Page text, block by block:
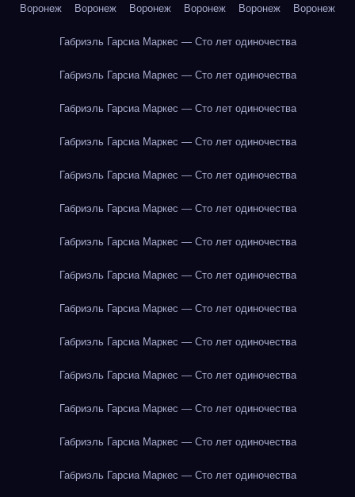
Воронеж Воронеж Воронеж Воронеж Воронеж Воронеж
Габриэль Гарсиа Маркес — Сто лет одиночества
Габриэль Гарсиа Маркес — Сто лет одиночества
Габриэль Гарсиа Маркес — Сто лет одиночества
Габриэль Гарсиа Маркес — Сто лет одиночества
Габриэль Гарсиа Маркес — Сто лет одиночества
Габриэль Гарсиа Маркес — Сто лет одиночества
Габриэль Гарсиа Маркес — Сто лет одиночества
Габриэль Гарсиа Маркес — Сто лет одиночества
Габриэль Гарсиа Маркес — Сто лет одиночества
Габриэль Гарсиа Маркес — Сто лет одиночества
Габриэль Гарсиа Маркес — Сто лет одиночества
Габриэль Гарсиа Маркес — Сто лет одиночества
Габриэль Гарсиа Маркес — Сто лет одиночества
Габриэль Гарсиа Маркес — Сто лет одиночества